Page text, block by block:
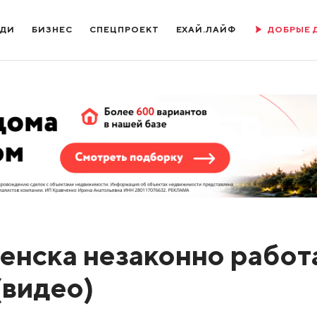
БИЗНЕС СПЕЦПРОЕКТ ЕХАЙ.ЛАЙФ ДОБРЫЕ
незаконно